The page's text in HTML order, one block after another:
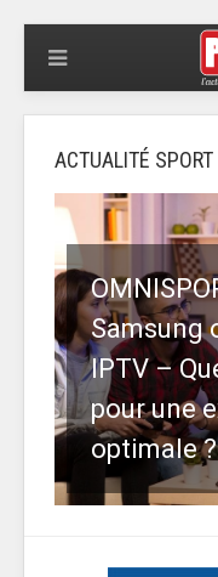
ACTUALITÉ SPORT
Samsung
IPTV –
pour une
optimale ?